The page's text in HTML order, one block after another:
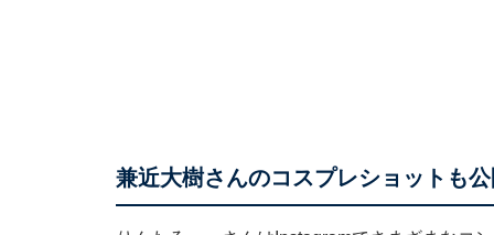
兼近大樹さんのコスプレショットも